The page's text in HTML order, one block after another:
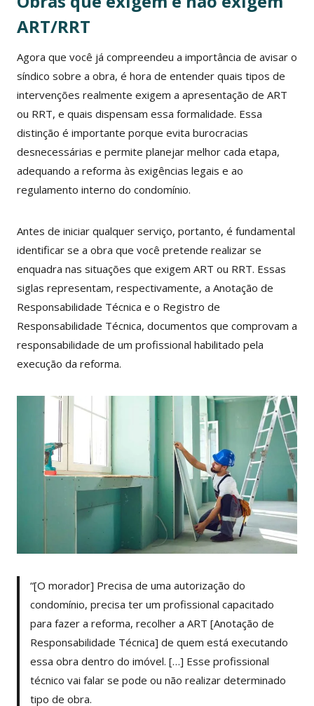
ART/RRT
Agora que você já compreendeu a importância de avisar o
síndico sobre a obra, é hora de entender quais tipos de
intervenções realmente exigem a apresentação de ART
ou RRT, e quais dispensam essa formalidade. Essa
distinção é importante porque evita burocracias
desnecessárias e permite planejar melhor cada etapa,
adequando a reforma às exigências legais e ao
regulamento interno do condomínio.
Antes de iniciar qualquer serviço, portanto, é fundamental
identificar se a obra que você pretende realizar se
enquadra nas situações que exigem ART ou RRT. Essas
siglas representam, respectivamente, a Anotação de
Responsabilidade Técnica e o Registro de
Responsabilidade Técnica, documentos que comprovam a
responsabilidade de um profissional habilitado pela
execução da reforma.
“[O morador] Precisa de uma autorização do
condomínio, precisa ter um profissional capacitado
para fazer a reforma, recolher a ART [Anotação de
Responsabilidade Técnica] de quem está executando
essa obra dentro do imóvel. […] Esse profissional
técnico vai falar se pode ou não realizar determinado
tipo de obra.